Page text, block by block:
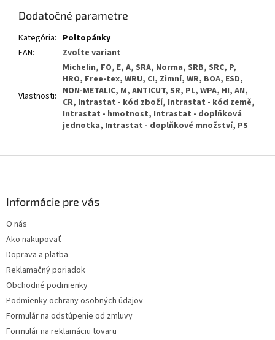
Dodatočné parametre
Kategória: Poltopánky
EAN: Zvoľte variant
Vlastnosti:
Michelin, FO, E, A, SRA, Norma, SRB, SRC, P,
HRO, Free-tex, WRU, CI, Zimní, WR, BOA, ESD,
NON-METALIC, M, ANTICUT, SR, PL, WPA, HI, AN,
CR, Intrastat - kód zboží, Intrastat - kód země,
Intrastat - hmotnost, Intrastat - doplňková
jednotka, Intrastat - doplňkové množství, PS
Informácie pre vás
O nás
Ako nakupovať
Doprava a platba
Reklamačný poriadok
Obchodné podmienky
Podmienky ochrany osobných údajov
Formulár na odstúpenie od zmluvy
Formulár na reklamáciu tovaru